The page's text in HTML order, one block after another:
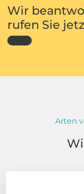
Wir
rufen Sie
Arten